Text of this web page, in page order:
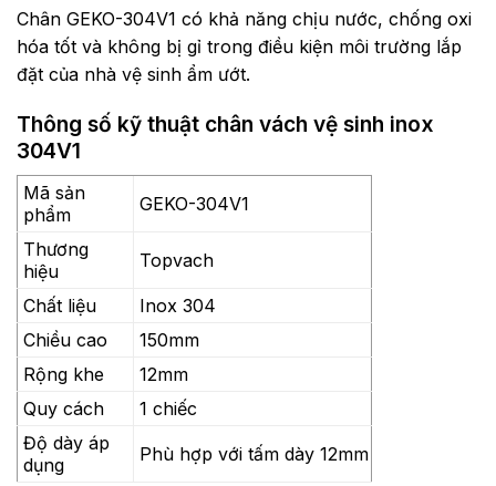
Chân GEKO-304V1 có khả năng chịu nước, chống oxi
hóa tốt và không bị gỉ trong điều kiện môi trường lắp
đặt của nhà vệ sinh ẩm ướt.
Thông số kỹ thuật chân vách vệ sinh inox
304V1
Mã sản
phẩm
GEKO-304V1
Thương
hiệu
Topvach
Chất liệu
Inox 304
Chiều cao
150mm
Rộng khe
12mm
Quy cách
1 chiếc
Độ dày áp
dụng
Phù hợp với tấm dày 12mm